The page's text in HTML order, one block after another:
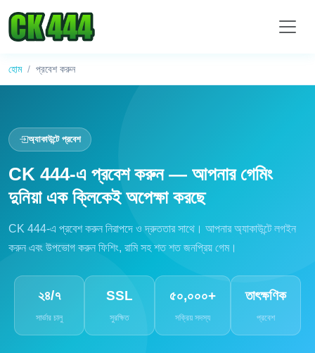
হোম প্রবেশ করুন
অ্যাকাউন্টে প্রবেশ
CK 444-এ প্রবেশ করুন — আপনার গেমিং
দুনিয়া এক ক্লিকেই অপেক্ষা করছে
CK 444-এ প্রবেশ করুন নিরাপদে ও দ্রুততার সাথে। আপনার অ্যাকাউন্টে লগইন
করুন এবং উপভোগ করুন ফিশিং, রামি সহ শত শত জনপ্রিয় গেম।
২৪/৭
সার্ভার চালু
SSL
সুরক্ষিত
৫০,০০০+
সক্রিয় সদস্য
তাৎক্ষণিক
প্রবেশ